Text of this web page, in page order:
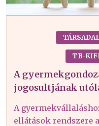
TB-
A
jogosultjának
A
ellátások rendszere